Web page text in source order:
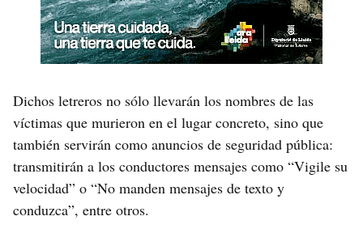
Dichos letreros no sólo llevarán los nombres de las
víctimas que murieron en el lugar concreto, sino que
también servirán como anuncios de seguridad pública:
transmitirán a los conductores mensajes como “Vigile su
velocidad” o “No manden mensajes de texto y
conduzca”, entre otros.